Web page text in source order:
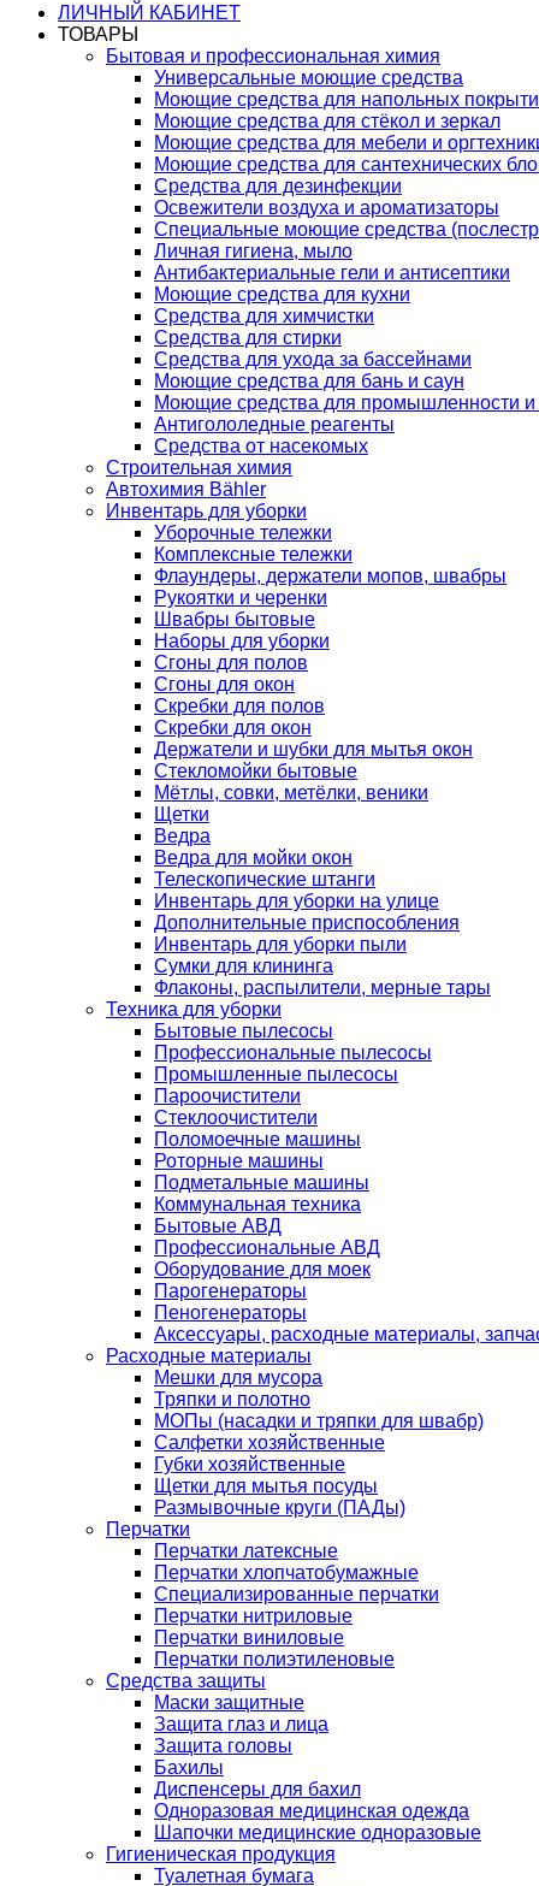
ЛИЧНЫЙ КАБИНЕТ
ТОВАРЫ
Бытовая и профессиональная химия
Универсальные моющие средства
Моющие средства для напольных
Моющие средства для стёкол и зеркал
Моющие средства для мебели и
Моющие средства для сантехнических
Средства для дезинфекции
Освежители воздуха и ароматизаторы
Специальные моющие средства
Личная гигиена, мыло
Антибактериальные гели и антисептики
Моющие средства для кухни
Средства для химчистки
Средства для стирки
Средства для ухода за бассейнами
Моющие средства для бань и саун
Моющие средства для промышленности и
Антигололедные реагенты
Средства от насекомых
Строительная химия
Автохимия Bähler
Инвентарь для уборки
Уборочные тележки
Комплексные тележки
Флаундеры, держатели мопов, швабры
Рукоятки и черенки
Швабры бытовые
Наборы для уборки
Сгоны для полов
Сгоны для окон
Скребки для полов
Скребки для окон
Держатели и шубки для мытья окон
Стекломойки бытовые
Мётлы, совки, метёлки, веники
Щетки
Ведра
Ведра для мойки окон
Телескопические штанги
Инвентарь для уборки на улице
Дополнительные приспособления
Инвентарь для уборки пыли
Сумки для клининга
Флаконы, распылители, мерные тары
Техника для уборки
Бытовые пылесосы
Профессиональные пылесосы
Промышленные пылесосы
Пароочистители
Стеклоочистители
Поломоечные машины
Роторные машины
Подметальные машины
Коммунальная техника
Бытовые АВД
Профессиональные АВД
Оборудование для моек
Парогенераторы
Пеногенераторы
Аксессуары, расходные материалы,
Расходные материалы
Мешки для мусора
Тряпки и полотно
МОПы (насадки и тряпки для швабр)
Салфетки хозяйственные
Губки хозяйственные
Щетки для мытья посуды
Размывочные круги (ПАДы)
Перчатки
Перчатки латексные
Перчатки хлопчатобумажные
Специализированные перчатки
Перчатки нитриловые
Перчатки виниловые
Перчатки полиэтиленовые
Средства защиты
Маски защитные
Защита глаз и лица
Защита головы
Бахилы
Диспенсеры для бахил
Одноразовая медицинская одежда
Шапочки медицинские одноразовые
Гигиеническая продукция
Туалетная бумага